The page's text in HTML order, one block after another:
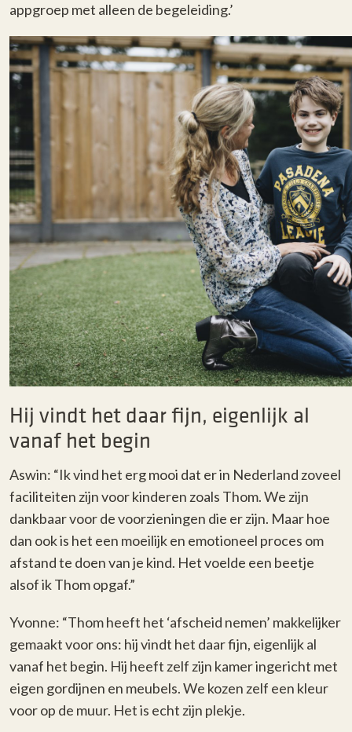
appgroep met alleen de begeleiding.’
Hij vindt het daar fijn, eigenlijk al
vanaf het begin
Aswin: “Ik vind het erg mooi dat er in Nederland zoveel
faciliteiten zijn voor kinderen zoals Thom. We zijn
dankbaar voor de voorzieningen die er zijn. Maar hoe
dan ook is het een moeilijk en emotioneel proces om
afstand te doen van je kind. Het voelde een beetje
alsof ik Thom opgaf.”
Yvonne: “Thom heeft het ‘afscheid nemen’ makkelijker
gemaakt voor ons: hij vindt het daar fijn, eigenlijk al
vanaf het begin. Hij heeft zelf zijn kamer ingericht met
eigen gordijnen en meubels. We kozen zelf een kleur
voor op de muur. Het is echt zijn plekje.